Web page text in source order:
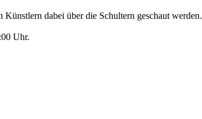
dabei über die Schultern geschaut werden.
Uhr.